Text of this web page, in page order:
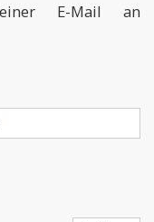
E-Mail an